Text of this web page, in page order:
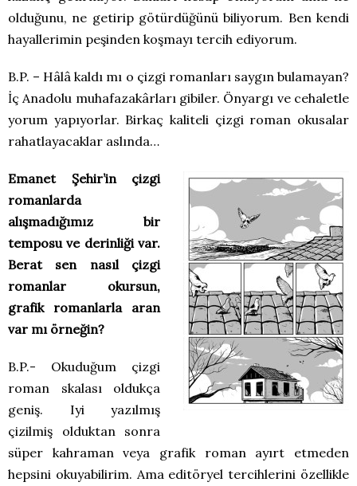
olduğunu, ne getirip götürdüğünü biliyorum. Ben kendi
hayallerimin peşinden koşmayı tercih ediyorum.
B.P. – Hâlâ kaldı mı o çizgi romanları saygın bulamayan?
İç Anadolu muhafazakârları gibiler. Önyargı ve cehaletle
yorum yapıyorlar. Birkaç kaliteli çizgi roman okusalar
rahatlayacaklar aslında…
Emanet Şehir’in çizgi
romanlarda
alışmadığımız bir
temposu ve derinliği var.
Berat sen nasıl çizgi
romanlar okursun,
grafik romanlarla aran
var mı örneğin?
B.P.- Okuduğum çizgi
roman skalası oldukça
geniş. Iyi yazılmış
çizilmiş olduktan sonra
süper kahraman veya grafik roman ayırt etmeden
hepsini okuyabilirim. Ama editöryel tercihlerini özellikle